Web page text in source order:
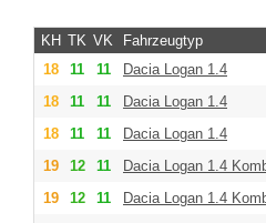
KH TK VK Fahrzeugtyp
18
11 11 Dacia Logan 1.4
18
11 11 Dacia Logan 1.4
18
11 11 Dacia Logan 1.4
19
12 11 Dacia Logan 1.4
19
12 11 Dacia Logan 1.4